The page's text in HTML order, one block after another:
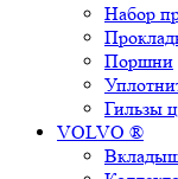
Набор
Поршни
Гильзы
VOLVO ®